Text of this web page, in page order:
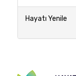
Hayatı Yenile